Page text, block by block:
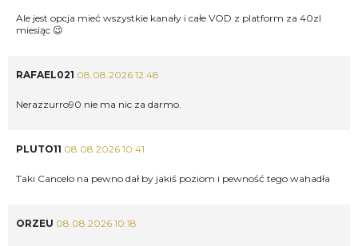
Ale jest opcja mieć wszystkie kanały i całe VOD z platform za 40zl
miesiąc 😉
RAFAEL021 08.08.2026 12:48
Nerazzurro90 nie ma nic za darmo.
PLUTO11 08.08.2026 10:41
Taki Cancelo na pewno dał by jakiś poziom i pewność tego wahadła
ORZEU 08.08.2026 10:18